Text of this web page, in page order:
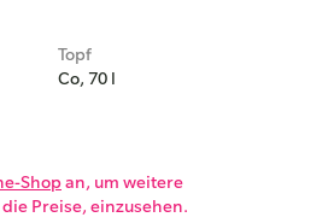
Topf
Co, 70 l
Shopan, um weitere
Preise, einzusehen.